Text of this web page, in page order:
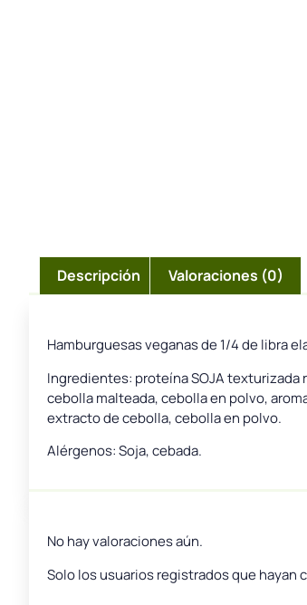
Descripción Valoraciones (0)
Hamburguesas veganas de 1/4 de libra
Ingredientes: proteína SOJA
cebolla malteada, cebolla en polvo,
extracto de cebolla, cebolla en polvo.
Alérgenos: Soja, cebada.
No hay valoraciones aún.
Solo los usuarios registrados que hayan